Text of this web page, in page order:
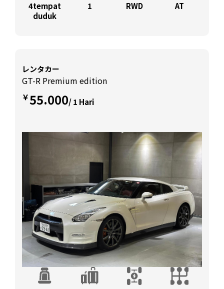
4tempat
duduk
1 RWD AT
レンタカー
GT-R Premium edition
￥55.000/ 1 Hari